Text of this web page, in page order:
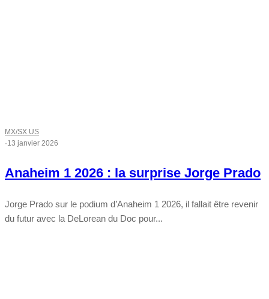
MX/SX US
·13 janvier 2026
Anaheim 1 2026 : la surprise Jorge Prado
Jorge Prado sur le podium d’Anaheim 1 2026, il fallait être revenir
du futur avec la DeLorean du Doc pour...